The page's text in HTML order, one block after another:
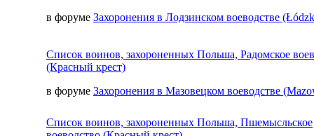
в форуме Захоронения в Лодзинском воеводстве
Список воинов, захороненных Польша, Радомское
(Красный крест)
в форуме Захоронения в Мазовецком воеводстве
Список воинов, захороненных Польша, Пшемысльское